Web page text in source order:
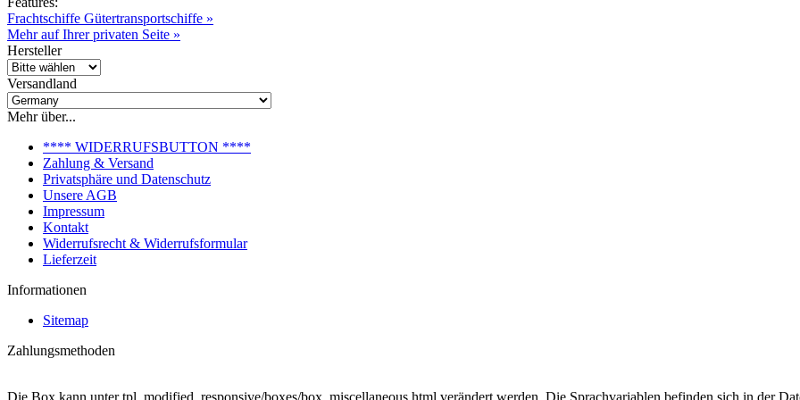
Frachtschiffe Gütertransportschiffe »
Mehr auf Ihrer privaten Seite »
Hersteller
Versandland
Mehr über...
**** WIDERRUFSBUTTON ****
Zahlung & Versand
Privatsphäre und Datenschutz
Unsere AGB
Impressum
Kontakt
Widerrufsrecht & Widerrufsformular
Lieferzeit
Informationen
Sitemap
Zahlungsmethoden